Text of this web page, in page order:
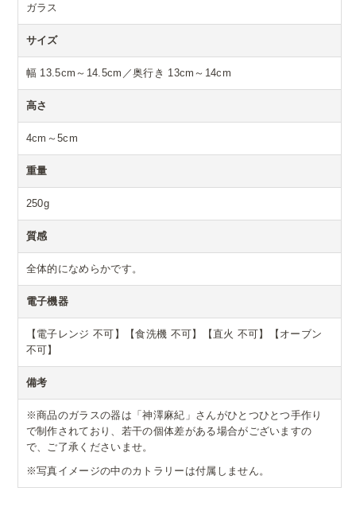
ガラス
サイズ
幅 13.5cm～14.5cm／奥行き 13cm～14cm
高さ
4cm～5cm
重量
250g
質感
全体的になめらかです。
電子機器
【電子レンジ 不可】【食洗機 不可】【直火 不可】【オーブン
不可】
備考
※商品のガラスの器は「神澤麻紀」さんがひとつひとつ手作り
で制作されており、若干の個体差がある場合がございますの
で、ご了承くださいませ。
※写真イメージの中のカトラリーは付属しません。